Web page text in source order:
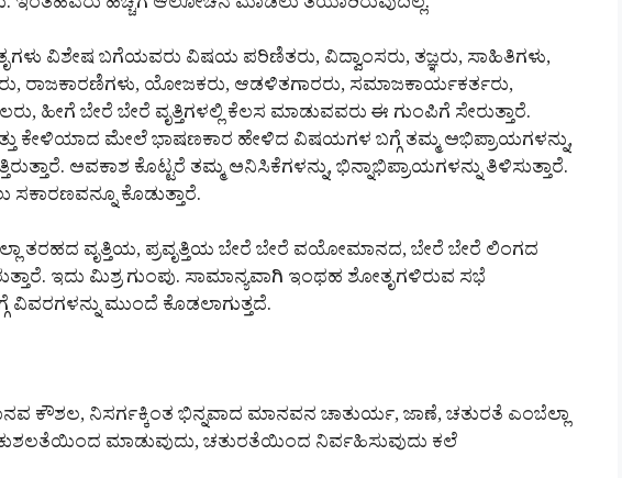
ಇಂತಹವರು ಹೆಚ್ಚಿಗೆ ಆಲೋಚನೆ ಮಾಡಲು ತಯಾರಿರುವುದಿಲ್ಲ.
ವಿಶೇಷ ಬಗೆಯವರು ವಿಷಯ ಪರಿಣಿತರು, ವಿದ್ವಾಂಸರು, ತಜ್ಞರು, ಸಾಹಿತಿಗಳು,
ರಾಜಕಾರಣಿಗಳು, ಯೋಜಕರು, ಆಡಳಿತಗಾರರು, ಸಮಾಜಕಾರ್ಯಕರ್ತರು,
ಹೀಗೆ ಬೇರೆ ಬೇರೆ ವೃತ್ತಿಗಳಲ್ಲಿ ಕೆಲಸ ಮಾಡುವವರು ಈ ಗುಂಪಿಗೆ ಸೇರುತ್ತಾರೆ.
ಕೇಳಿಯಾದ ಮೇಲೆ ಭಾಷಣಕಾರ ಹೇಳಿದ ವಿಷಯಗಳ ಬಗ್ಗೆ ತಮ್ಮ ಅಭಿಪ್ರಾಯಗಳನ್ನು,
ಅವಕಾಶ ಕೊಟ್ಟರೆ ತಮ್ಮ ಅನಿಸಿಕೆಗಳನ್ನು, ಭಿನ್ನಾಭಿಪ್ರಾಯಗಳನ್ನು ತಿಳಿಸುತ್ತಾರೆ.
ಸಕಾರಣವನ್ನೂ ಕೊಡುತ್ತಾರೆ.
ತರಹದ ವೃತ್ತಿಯ, ಪ್ರವೃತ್ತಿಯ ಬೇರೆ ಬೇರೆ ವಯೋಮಾನದ, ಬೇರೆ ಬೇರೆ ಲಿಂಗದ
ಇದು ಮಿಶ್ರ ಗುಂಪು. ಸಾಮಾನ್ಯವಾಗಿ ಇಂಥಹ ಶೋತೃಗಳಿರುವ ಸಭೆ
ವಿವರಗಳನ್ನು ಮುಂದೆ ಕೊಡಲಾಗುತ್ತದೆ.
ಕೌಶಲ, ನಿಸರ್ಗಕ್ಕಿಂತ ಭಿನ್ನವಾದ ಮಾನವನ ಚಾತುರ್ಯ, ಜಾಣೆ, ಚತುರತೆ ಎಂಬೆಲ್ಲಾ
ಮಾಡುವುದು, ಚತುರತೆಯಿಂದ ನಿರ್ವಹಿಸುವುದು ಕಲೆ